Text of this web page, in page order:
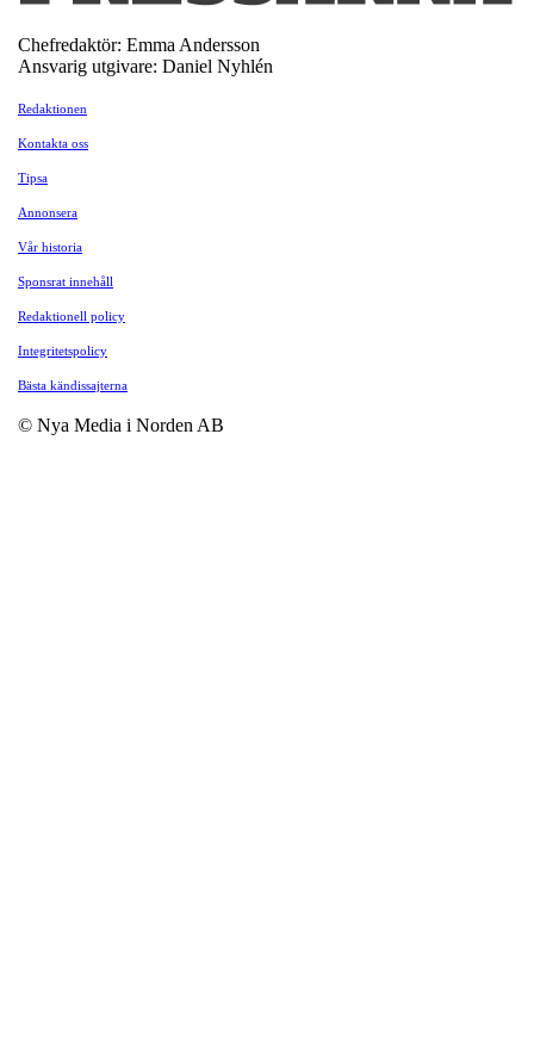
Chefredaktör: Emma Andersson
Ansvarig utgivare: Daniel Nyhlén
Redaktionen
Kontakta oss
Tipsa
Annonsera
Vår historia
Sponsrat innehåll
Redaktionell policy
Integritetspolicy
Bästa kändissajterna
© Nya Media i Norden AB